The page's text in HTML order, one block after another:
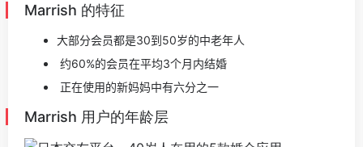
Marrish 的特征
大部分会员都是30到50岁的中老年人
约60%的会员在平均3个月内结婚
正在使用的新妈妈中有六分之一
Marrish 用户的年龄层